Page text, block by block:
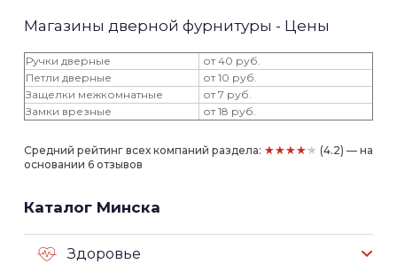
Магазины дверной фурнитуры - Цены
Ручки дверные
от 40 руб.
Петли дверные
от 10 руб.
Защелки межкомнатные
от 7 руб.
Замки врезные
от 18 руб.
Средний рейтинг всех компаний раздела: ★★★★★ (4.2) — на
основании 6 отзывов
Каталог Минска
Здоровье